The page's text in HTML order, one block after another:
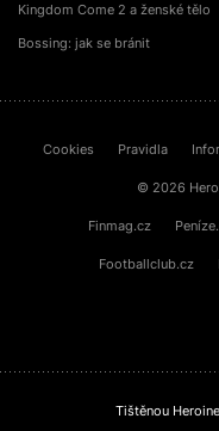
Kingdom Come 2 a ženské tělo
Bossing: jak se bránit
Cookies Pravidla
© 2026
Finmag.cz
Footballclub.cz
Tištěnou